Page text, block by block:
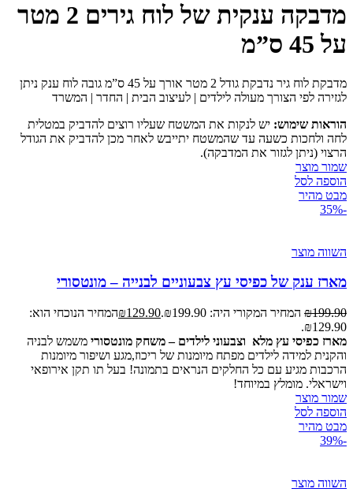
מדבקה ענקית של לוח גירים 2 מטר
על 45 ס”מ
מדבקת לוח גיר נדבקת גודל 2 מטר אורך על 45 ס”מ גובה לוח ענק ניתן
לגזירה לפי הצורך מעולה לילדים | לעיצוב הבית | החדר | המשרד
הוראות שימוש: יש לנקות את המשטח שעליו רוצים להדביק במטלית
לחה ולחכות כשעה עד שהמשטח יתייבש לאחר מכן להדביק את הגודל
הרצוי (ניתן לגזור את המדבקה).
שמור מוצר
הוספה לסל
מבט מהיר
-35%
השווה מוצר
מארז ענק של כפיסי עץ צבעוניים לבנייה – מונטסורי
₪199.90 המחיר המקורי היה: ₪199.90. ₪129.90
המחיר הנוכחי הוא:
₪129.90.
מארז כפיסי עץ מלא וצבעוני לילדים– משחק מונטסורי משמש לבניה
והקנית למידה לילדים מפתח מיומנות של ריכוז,מגע ושיפור מיומנות
הרכבות מגיע עם כל החלקים הנראים בתמונה! בעל תו תקן אירופאי
וישראלי. מומלץ במיוחד!
שמור מוצר
הוספה לסל
מבט מהיר
-39%
השווה מוצר